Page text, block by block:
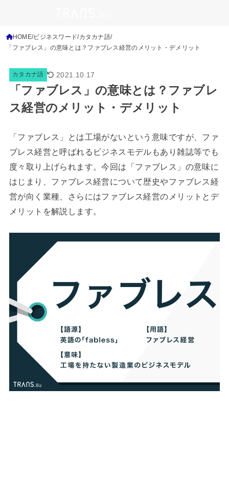
HOME ビジネスワード カタカナ語
「ファブレス」の意味とは？ファブレス経営のメリット・デメリット
カタカナ語 2021.10.17
「ファブレス」の意味とは？ファブレ
ス経営のメリット・デメリット
「ファブレス」とは工場がないという意味ですが、ファ
ブレス経営と呼ばれるビジネスモデルもあり雑誌等でも
度々取り上げられます。今回は「ファブレス」の意味に
はじまり、ファブレス経営について歴史やファブレス経
営が向く業種、さらにはファブレス経営のメリットとデ
メリットを解説します。